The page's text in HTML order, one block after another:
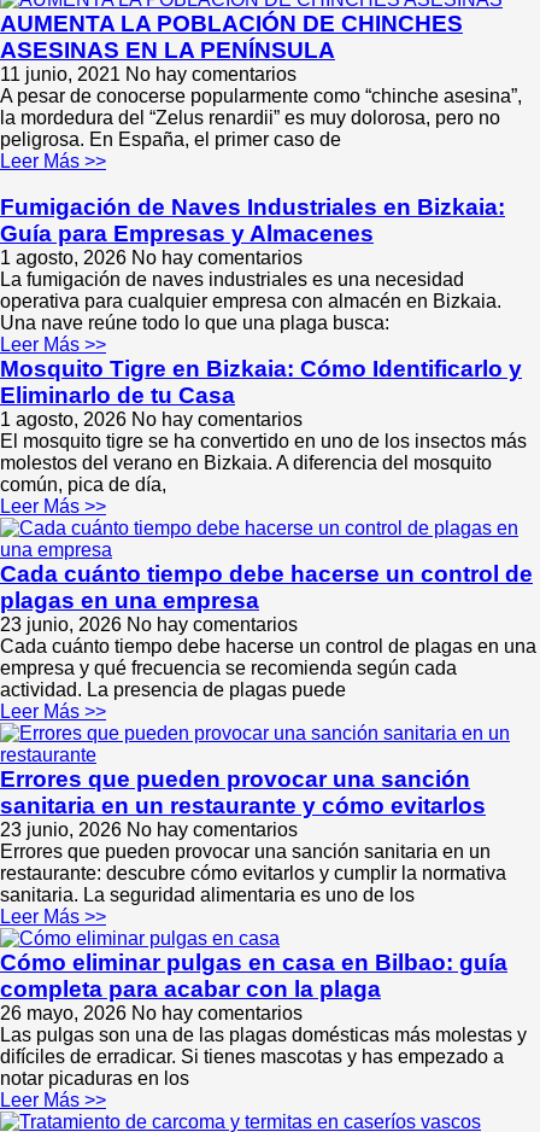
AUMENTA LA POBLACIÓN DE CHINCHES
ASESINAS EN LA PENÍNSULA
11 junio, 2021 No hay comentarios
A pesar de conocerse popularmente como “chinche asesina”,
la mordedura del “Zelus renardii” es muy dolorosa, pero no
peligrosa. En España, el primer caso de
Leer Más >>
Fumigación de Naves Industriales en Bizkaia:
Guía para Empresas y Almacenes
1 agosto, 2026 No hay comentarios
La fumigación de naves industriales es una necesidad
operativa para cualquier empresa con almacén en Bizkaia.
Una nave reúne todo lo que una plaga busca:
Leer Más >>
Mosquito Tigre en Bizkaia: Cómo Identificarlo y
Eliminarlo de tu Casa
1 agosto, 2026 No hay comentarios
El mosquito tigre se ha convertido en uno de los insectos más
molestos del verano en Bizkaia. A diferencia del mosquito
común, pica de día,
Leer Más >>
Cada cuánto tiempo debe hacerse un control de
plagas en una empresa
23 junio, 2026 No hay comentarios
Cada cuánto tiempo debe hacerse un control de plagas en una
empresa y qué frecuencia se recomienda según cada
actividad. La presencia de plagas puede
Leer Más >>
Errores que pueden provocar una sanción
sanitaria en un restaurante y cómo evitarlos
23 junio, 2026 No hay comentarios
Errores que pueden provocar una sanción sanitaria en un
restaurante: descubre cómo evitarlos y cumplir la normativa
sanitaria. La seguridad alimentaria es uno de los
Leer Más >>
Cómo eliminar pulgas en casa en Bilbao: guía
completa para acabar con la plaga
26 mayo, 2026 No hay comentarios
Las pulgas son una de las plagas domésticas más molestas y
difíciles de erradicar. Si tienes mascotas y has empezado a
notar picaduras en los
Leer Más >>